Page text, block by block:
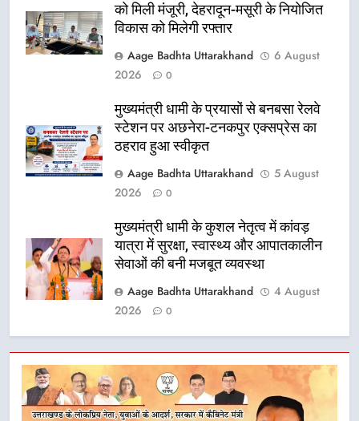
को मिली मंजूरी, देहरादून-मसूरी के नियोजित
विकास को मिलेगी रफ्तार
Aage Badhta Uttarakhand
6 August
2026
0
मुख्यमंत्री धामी के प्रयासों से बनबसा रेलवे
स्टेशन पर अछनेरा-टनकपुर एक्सप्रेस का
ठहराव हुआ स्वीकृत
Aage Badhta Uttarakhand
5 August
2026
0
मुख्यमंत्री धामी के कुशल नेतृत्व में कांवड़
यात्रा में सुरक्षा, स्वास्थ्य और आपातकालीन
सेवाओं की बनी मजबूत व्यवस्था
Aage Badhta Uttarakhand
4 August
2026
0